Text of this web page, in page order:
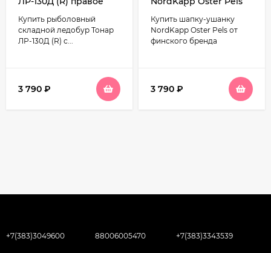
Купить рыболовный
складной ледобур Тонар
ЛР-130Д (R) с...
3 790 ₽
арт.535
Купить шапку-ушанку
NordKapp Oster Pels от
финского бренда
3 790 ₽
+7(383)3049600 88006005470 +7(383)3343539